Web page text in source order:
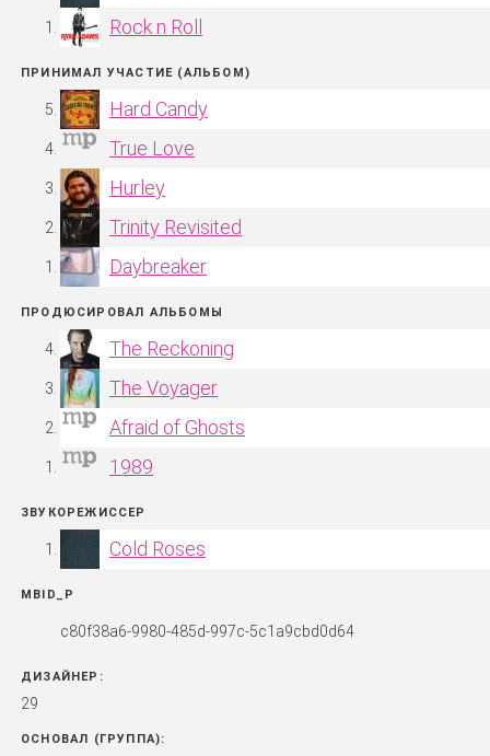
Rock n Roll
ПРИНИМАЛ УЧАСТИЕ (АЛЬБОМ)
Hard Candy
True Love
Hurley
Trinity Revisited
Daybreaker
ПРОДЮСИРОВАЛ АЛЬБОМЫ
The Reckoning
The Voyager
Afraid of Ghosts
1989
ЗВУКОРЕЖИССЕР
Cold Roses
MBID_P
c80f38a6-9980-485d-997c-5c1a9cbd0d64
ДИЗАЙНЕР:
29
ОСНОВАЛ (ГРУППА):